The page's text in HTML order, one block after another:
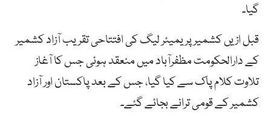
گیا۔
قبل ازیں کشمیر پریمیئر لیگ کی افتتاحی تقریب آزاد کشمیر
کے دارالحکومت مظفرآباد میں منعقد ہوئی جس کا آغاز
تلاوت کلام پاک سے کیا گیا، جس کے بعد پاکستان اور آزاد
کشمیر کے قومی ترانے بجائے گئے۔